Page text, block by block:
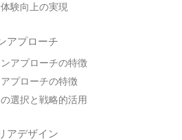
験向上の実現
アプローチ
アプローチの特徴
プローチの特徴
選択と戦略的活用
アデザイン